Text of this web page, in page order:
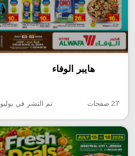
هايبر الوفاء
27 صفحات تم النشر في يوليو 14